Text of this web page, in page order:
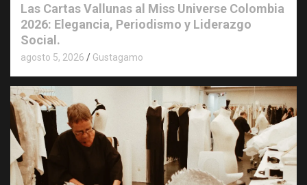
Las Cartas Vallunas al Miss Universe Colombia
2026: Elegancia, Periodismo y Liderazgo
Social.
agosto 5, 2026 Gustagamo